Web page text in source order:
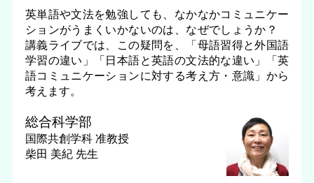
英単語や文法を勉強しても、なかなかコミュニケー
ションがうまくいかないのは、なぜでしょうか？
講義ライブでは、この疑問を、「母語習得と外国語
学習の違い」「日本語と英語の文法的な違い」「英
語コミュニケーションに対する考え方・意識」から
考えます。
総合科学部
国際共創学科 准教授
柴田 美紀 先生